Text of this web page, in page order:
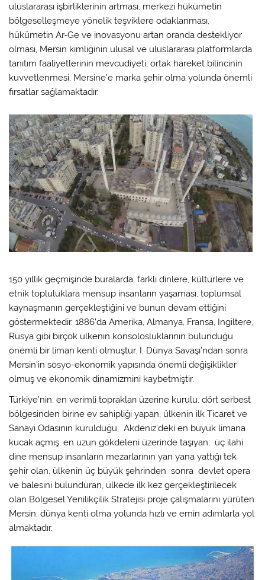
uluslararası işbirliklerinin artması, merkezi hükümetin
bölgeselleşmeye yönelik teşviklere odaklanması,
hükümetin Ar-Ge ve inovasyonu artan oranda destekliyor
olması, Mersin kimliğinin ulusal ve uluslararası platformlarda
tanıtım faaliyetlerinin mevcudiyeti; ortak hareket bilincinin
kuvvetlenmesi, Mersine’e marka şehir olma yolunda önemli
fırsatlar sağlamaktadır.
150 yıllık geçmişinde buralarda, farklı dinlere, kültürlere ve
etnik topluluklara mensup insanların yaşaması, toplumsal
kaynaşmanın gerçekleştiğini ve bunun devam ettiğini
göstermektedir. 1886’da Amerika, Almanya, Fransa, İngiltere,
Rusya gibi birçok ülkenin konsolosluklarının bulunduğu
önemli bir liman kenti olmuştur. I. Dünya Savaşı’ndan sonra
Mersin’in sosyo-ekonomik yapısında önemli değişiklikler
olmuş ve ekonomik dinamizmini kaybetmiştir.
Türkiye’nin; en verimli toprakları üzerine kurulu, dört serbest
bölgesinden birine ev sahipliği yapan, ülkenin ilk Ticaret ve
Sanayi Odasının kurulduğu, Akdeniz’deki en büyük limana
kucak açmış, en uzun gökdeleni üzerinde taşıyan, üç ilahi
dine mensup insanların mezarlarının yan yana yattığı tek
şehir olan, ülkenin üç büyük şehrinden sonra devlet opera
ve balesini bulunduran, ülkede ilk kez gerçekleştirilecek
olan Bölgesel Yenilikçilik Stratejisi proje çalışmalarını yürüten
Mersin; dünya kenti olma yolunda hızlı ve emin adımlarla yol
almaktadır.